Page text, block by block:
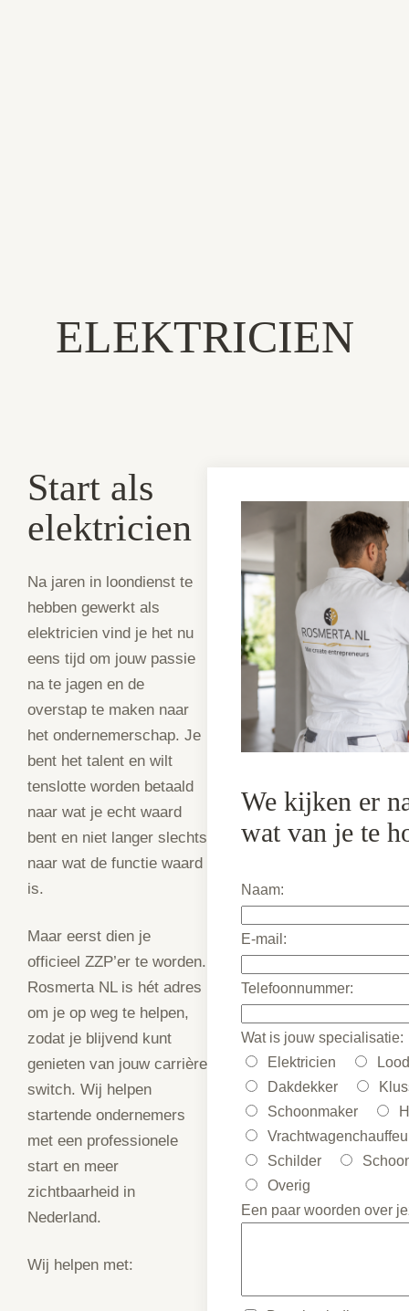
ELEKTRICIEN
Start als
elektricien
Na jaren in loondienst te
hebben gewerkt als
elektricien vind je het nu
eens tijd om jouw passie
na te jagen en de
overstap te maken naar
het ondernemerschap. Je
bent het talent en wilt
tenslotte worden betaald
naar wat je echt waard
bent en niet langer slechts
naar wat de functie waard
is.
Maar eerst dien je
officieel ZZP’er te worden.
Rosmerta NL is hét adres
om je op weg te helpen,
zodat je blijvend kunt
genieten van jouw carrière
switch. Wij helpen
startende ondernemers
met een professionele
start en meer
zichtbaarheid in
Nederland.
Wij helpen met:
We kijken er
wat van je te
Naam:
E-mail:
Telefoonnummer:
Wat is jouw specialisatie:
Elektricien
Dakdekker
Schoonmaker
Schilder
Overig
Een paar woorden over